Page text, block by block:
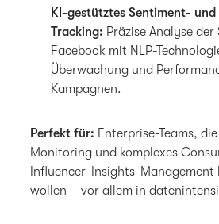
KI-gestütztes Sentiment-
Tracking: Präzise Analyse
Facebook mit NLP-
Überwachung und
Kampagnen.
Perfekt für: Enterprise-Teams,
Monitoring und komplexes
Influencer-Insights-Management
wollen – vor allem in